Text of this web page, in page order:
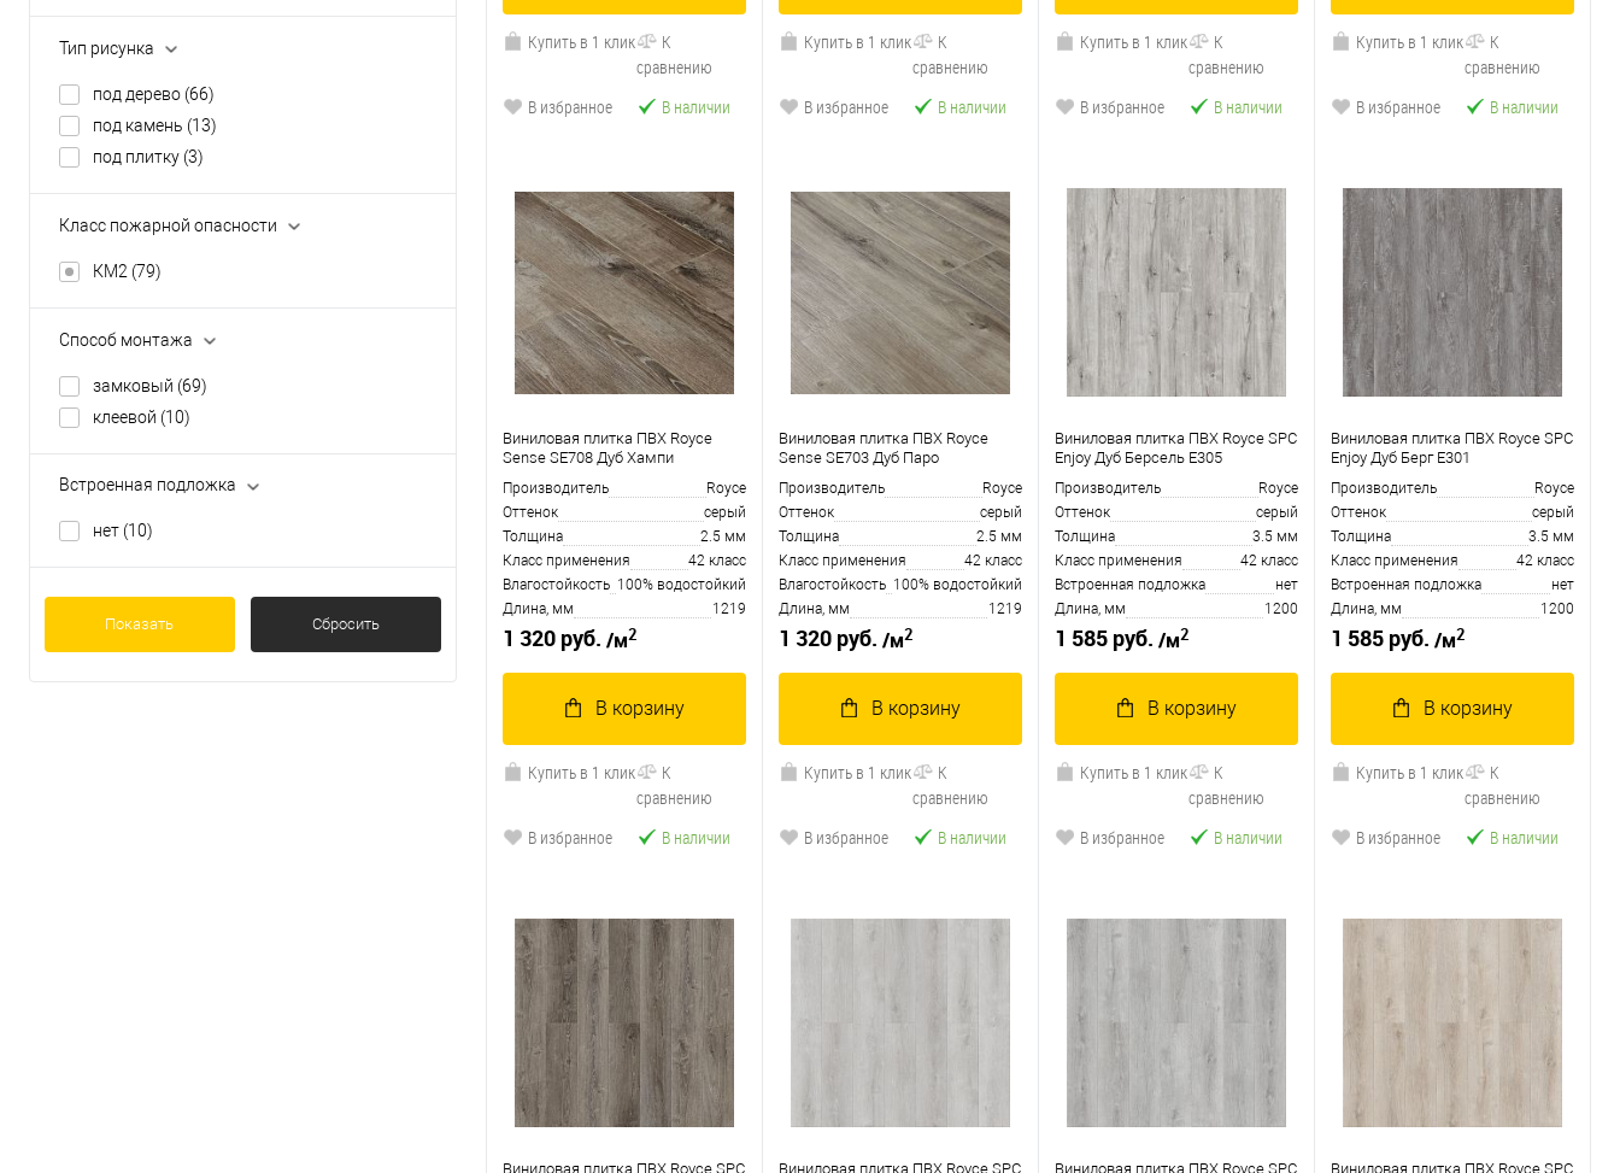
с 4-х сторон(79)
Тип рисунка
под дерево (66)
под камень (13)
под плитку (3)
Класс пожарной опасности
КМ2 (79)
Способ монтажа
замковый (69)
клеевой (10)
Встроенная подложка
нет (10)
Показать Сбросить
Купить в 1 клик
К
сравнению
В избранное
В наличии
Купить в 1 клик
К
сравнению
В избранное
В наличии
Купить в 1 клик
К
сравнению
В избранное
В наличии
Купить в 1 клик
К
сравнению
В избранное
В наличии
Виниловая плитка ПВХ Royce
Sense SE708 Дуб Хампи
Производитель
Royce
Оттенок
серый
Толщина
2.5 мм
Класс применения
42 класс
Влагостойкость 100% водостойкий
Длина, мм
1219
1 320 руб. /м2
В корзину
Купить в 1 клик
К
сравнению
В избранное
В наличии
Виниловая плитка ПВХ Royce
Sense SE703 Дуб Паро
Производитель
Royce
Оттенок
серый
Толщина
2.5 мм
Класс применения
42 класс
Влагостойкость 100% водостойкий
Длина, мм
1219
1 320 руб. /м2
В корзину
Купить в 1 клик
К
сравнению
В избранное
В наличии
Виниловая плитка ПВХ Royce SPC
Enjoy Дуб Берсель Е305
Производитель
Royce
Оттенок
серый
Толщина
3.5 мм
Класс применения
42 класс
Встроенная подложка
нет
Длина, мм
1200
1 585 руб. /м2
В корзину
Купить в 1 клик
К
сравнению
В избранное
В наличии
Виниловая плитка ПВХ Royce SPC
Enjoy Дуб Берг Е301
Производитель
Royce
Оттенок
серый
Толщина
3.5 мм
Класс применения
42 класс
Встроенная подложка
нет
Длина, мм
1200
1 585 руб. /м2
В корзину
Купить в 1 клик
К
сравнению
В избранное
В наличии
Виниловая плитка ПВХ Royce SPC
Виниловая плитка ПВХ Royce SPC
Виниловая плитка ПВХ Royce SPC
Виниловая плитка ПВХ Royce SPC